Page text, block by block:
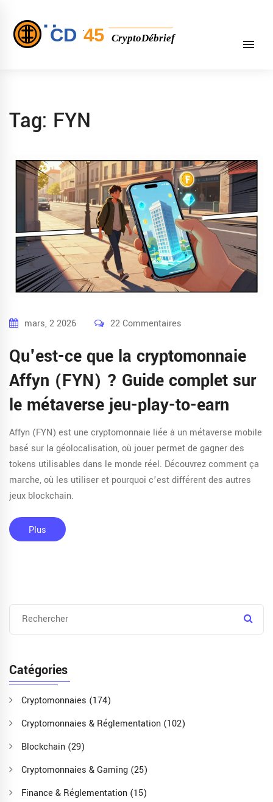
Tag: FYN
mars, 2 2026 22 Commentaires
Qu'est-ce que la cryptomonnaie
Affyn (FYN) ? Guide complet sur
le métaverse jeu-play-to-earn
Affyn (FYN) est une cryptomonnaie liée à un métaverse mobile
basé sur la géolocalisation, où jouer permet de gagner des
tokens utilisables dans le monde réel. Découvrez comment ça
marche, où les utiliser et pourquoi c’est différent des autres
jeux blockchain.
Plus
Catégories
Cryptomonnaies (174)
Cryptomonnaies & Réglementation (102)
Blockchain (29)
Cryptomonnaies & Gaming (25)
Finance & Réglementation (15)